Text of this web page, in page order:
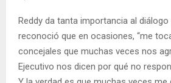
Reddy da tanta importancia al
reconoció que en ocasiones, “me
concejales que muchas veces nos
Ejecutivo nos dicen por qué no